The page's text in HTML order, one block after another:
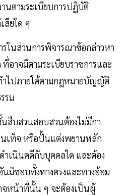
นตามระเบียบการปฏิบัติ
สียใด ๆ
ในส่วนการพิจารณาข้อกล่าวหา
อาจมีตามระเบียบราชการและ
าไปภายใต้ตามกฎหมายบัญญัติ
รม
สืบสวนสอบสวนต้องไม่มีกา
เท็จ หรือปั้นแต่งพยานหลัก
าเนินคดีกับบุคคลใด และต้อง
นมิชอบทั้งทางตรงและทางอ้อม
จหน้าที่นั้น ๆ จะต้องเป็นผู้